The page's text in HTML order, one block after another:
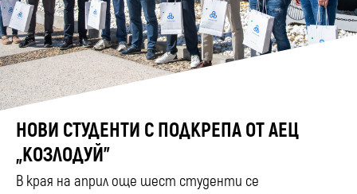
НОВИ СТУДЕНТИ С ПОДКРЕПА ОТ АЕЦ
„КОЗЛОДУЙ”
В края на април още шест студенти се